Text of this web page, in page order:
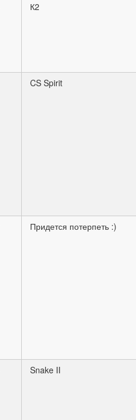
К2
CS Spirit
Придется потерпеть :)
Snake II